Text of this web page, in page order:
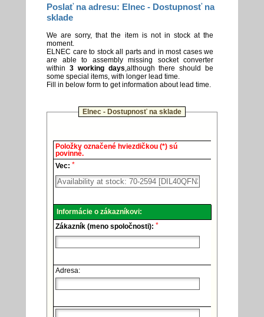
Poslať na adresu: Elnec - Dostupnosť na
sklade
We are sorry, that the item is not in stock at the
moment.
ELNEC care to stock all parts and in most cases we
are able to assembly missing socket converter
within 3 working days,although there should be
some special items, with longer lead time.
Fill in below form to get information about lead time.
Elnec - Dostupnosť na sklade
Elnec
Technická
podpora.
Položky označené hviezdičkou (*) sú
povinné.
Vec: *
Informácie o zákazníkovi:
Zákazník (meno spoločnosti): *
Adresa: